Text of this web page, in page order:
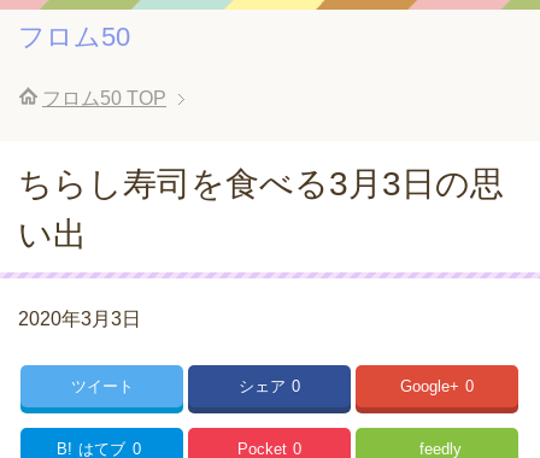
フロム50
フロム50 TOP
ちらし寿司を食べる3月3日の思
い出
2020年3月3日
ツイート シェア 0 Google+ 0
B! はてブ 0 Pocket 0 feedly